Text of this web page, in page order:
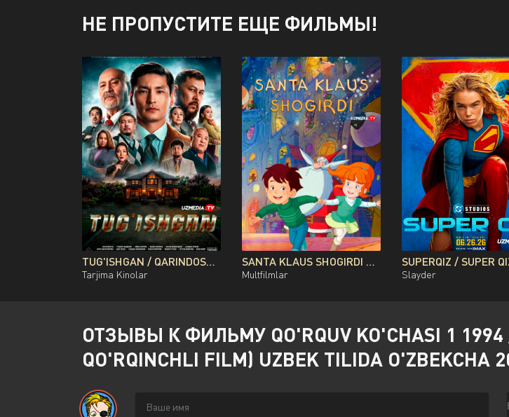
НЕ ПРОПУСТИТЕ ЕЩЕ ФИЛЬМЫ!
TUG'ISHGAN / QARINDOSH / QONDOSH / OG'AYNI QOZOG'ISTON FILMI UZBEK TILIDA O'ZBEKCHA 2026 TARJIMA KINO FULL HD TAS-IX SKACHAT
Tarjima Kinolar
SANTA KLAUS SHOGIRDI MULTFILM UZBEK TILIDA O'ZBEKCHA 2010 TARJIMA KINO FULL HD TAS-IX SKACHAT
Multfilmlar Slayder
ОТЗЫВЫ К ФИЛЬМУ QO'RQUV KO'CHASI 1 1994
QO'RQINCHLI FILM) UZBEK TILIDA O'ZBEKCHA